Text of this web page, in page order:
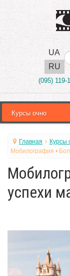
UA
RU
(095) 119-
Главная
Курсы
Мобилография •
успехи